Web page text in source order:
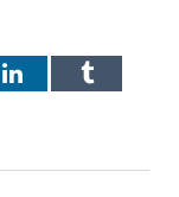
LinkedInTumblr